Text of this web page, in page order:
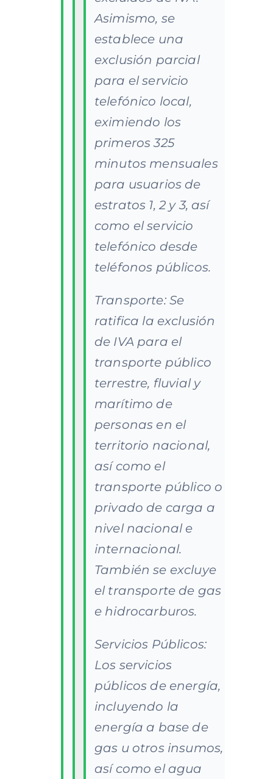
Asimismo, se
establece una
exclusión parcial
para el servicio
telefónico local,
eximiendo los
primeros 325
minutos mensuales
para usuarios de
estratos 1, 2 y 3, así
como el servicio
telefónico desde
teléfonos públicos.
Transporte: Se
ratifica la exclusión
de IVA para el
transporte público
terrestre, fluvial y
marítimo de
personas en el
territorio nacional,
así como el
transporte público o
privado de carga a
nivel nacional e
internacional.
También se excluye
el transporte de gas
e hidrocarburos.
Servicios Públicos:
Los servicios
públicos de energía,
incluyendo la
energía a base de
gas u otros insumos,
así como el agua